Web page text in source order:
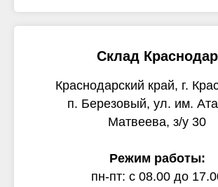
Склад Краснодар
Краснодарский край, г.
п. Березовый, ул. им.
Матвеева, з/у 30
Режим работы:
пн-пт: с 08.00 до